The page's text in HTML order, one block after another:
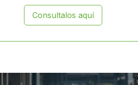
Consultalos aquí